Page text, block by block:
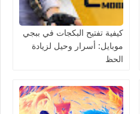
كيفية تفتيح البكجات في ببجي
موبايل: أسرار وحيل لزيادة
الحظ